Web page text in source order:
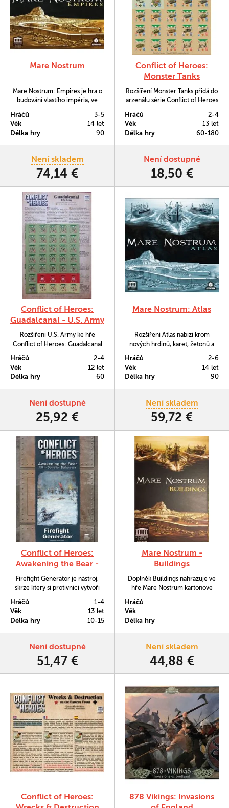
Mare Nostrum
Mare Nostrum: Empires je hra o
budování vlastího impéria, ve
svébytnou říši k nadvládě
Hráčů
3-5
Věk
14 let
Délka hry
90
Není skladem
74,14 €
Conflict of Heroes:
Monster Tanks
Rozšíření Monster Tanks přidá do
arzenálu série Conflict of Heroes
desítek nelítostných obrněných
dvousetutunového Mause, King
Stalina a mnoho dalších.
Hráčů
2-4
Věk
13 let
Délka hry
60-180
Není dostupné
18,50 €
Conflict of Heroes:
Guadalcanal - U.S. Army
Rozšíření U.S. Army ke hře
Conflict of Heroes: Guadalcanal
na daném ostrově v období mezi
říjnem a prosincem 1942.
Hráčů
2-4
Věk
12 let
Délka hry
60
Není dostupné
25,92 €
Mare Nostrum: Atlas
Rozšíření Atlas nabízí krom
nových hrdinů, karet, žetonů a
dalšího, šestého hráče.
Hráčů
2-6
Věk
14 let
Délka hry
90
Není skladem
59,72 €
Conflict of Heroes:
Awakening the Bear -
Firefight Generator
Firefight Generator je nástroj,
skrze který si protivníci vytvoří
bojový scénář před začátkem
Hráčů
1-4
Věk
13 let
Délka hry
10-15
Není dostupné
51,47 €
Mare Nostrum -
Buildings
Doplněk Buildings nahrazuje ve
hře Mare Nostrum kartonové
Původně vyšel jako součást
kickstarterové kampaně ke hře.
Hráčů
Věk
Délka hry
Není skladem
44,88 €
Conflict of Heroes:
878 Vikings: Invasions